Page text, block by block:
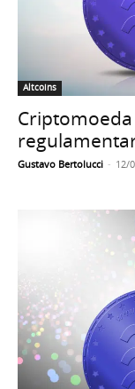
Altcoins
Gustavo Bertolucci - 12/